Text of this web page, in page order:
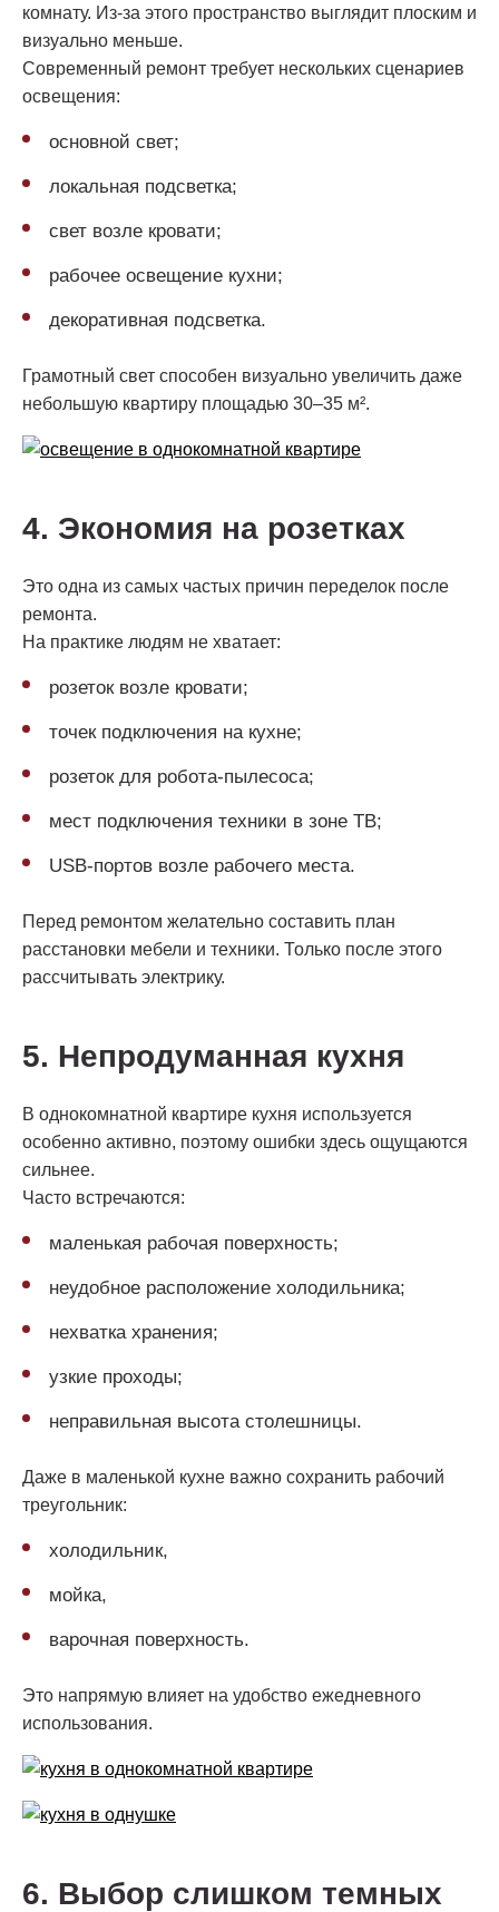
комнату. Из-за этого пространство выглядит плоским и
визуально меньше.
Современный ремонт требует нескольких сценариев
освещения:
основной свет;
локальная подсветка;
свет возле кровати;
рабочее освещение кухни;
декоративная подсветка.
Грамотный свет способен визуально увеличить даже
небольшую квартиру площадью 30–35 м².
4. Экономия на розетках
Это одна из самых частых причин переделок после
ремонта.
На практике людям не хватает:
розеток возле кровати;
точек подключения на кухне;
розеток для робота-пылесоса;
мест подключения техники в зоне ТВ;
USB-портов возле рабочего места.
Перед ремонтом желательно составить план
расстановки мебели и техники. Только после этого
рассчитывать электрику.
5. Непродуманная кухня
В однокомнатной квартире кухня используется
особенно активно, поэтому ошибки здесь ощущаются
сильнее.
Часто встречаются:
маленькая рабочая поверхность;
неудобное расположение холодильника;
нехватка хранения;
узкие проходы;
неправильная высота столешницы.
Даже в маленькой кухне важно сохранить рабочий
треугольник:
холодильник,
мойка,
варочная поверхность.
Это напрямую влияет на удобство ежедневного
использования.
6. Выбор слишком темных